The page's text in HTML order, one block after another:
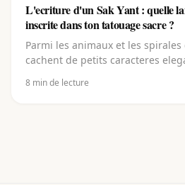
L'ecriture d'un Sak Yant : quelle
inscrite dans ton tatouage sacre ?
Parmi les animaux et les spirales
cachent de petits caracteres
l'essentiel. Decouvre de quelle
8 min de lecture